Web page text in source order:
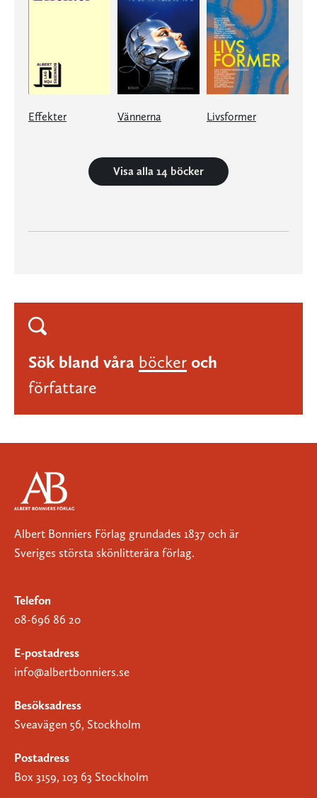
Effekter Vännerna Livsformer
Visa alla 14 böcker
Sök bland våra böcker och
författare
Albert Bonniers Förlag grundades 1837 och är
Sveriges största skönlitterära förlag.
Telefon
08-696 86 20
E-postadress
info@albertbonniers.se
Besöksadress
Sveavägen 56, Stockholm
Postadress
Box 3159, 103 63 Stockholm